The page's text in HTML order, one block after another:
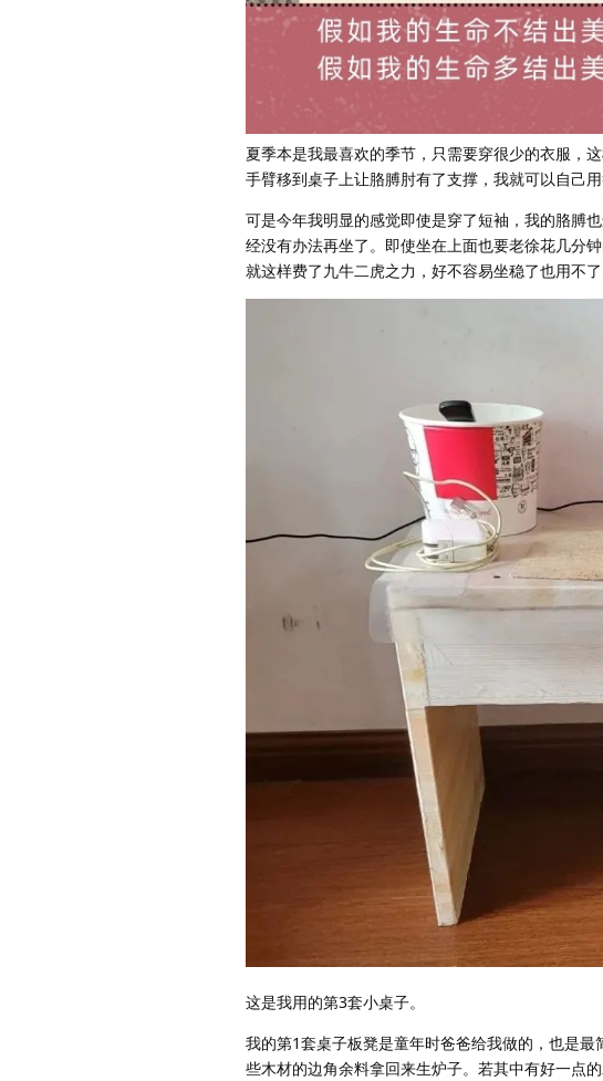
夏季本是我最喜欢的季节，只需要穿很少的衣服，
手臂移到桌子上让胳膊肘有了支撑，我就可以自己用
可是今年我明显的感觉即使是穿了短袖，我的胳膊
经没有办法再坐了。即使坐在上面也要老徐花几分
就这样费了九牛二虎之力，好不容易坐稳了也用不
这是我用的第3套小桌子。
我的第1套桌子板凳是童年时爸爸给我做的，也是
些木材的边角余料拿回来生炉子。若其中有好一点